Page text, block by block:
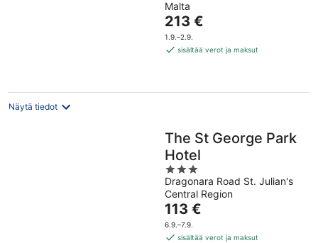
of
5
Malta
Hinta
on
213 €
213 €
1.9.–2.9.
sisältää verot ja maksut
Näytä tiedot
The St George Park
Hotel
3
out
of
5
Dragonara Road St. Julian's
Central Region
Hinta
on
113 €
113 €
6.9.–7.9.
sisältää verot ja maksut